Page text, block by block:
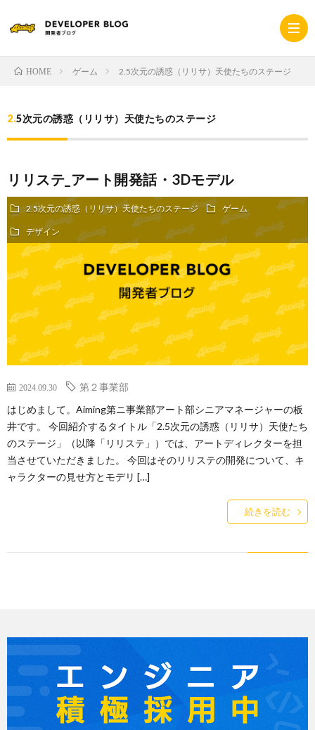
ー
採
サ
イ
ー
ポ
シ
HOME ゲーム 2.5次元の誘惑（リリサ）天使たちのステージ
2.5次元の誘惑（リリサ）天使たちのステージ
リリステ_アート開発話・3Dモデル
2.5次元の誘惑（リリサ）天使たちのステージ ゲーム
デザイン
2024.09.30 第２事業部
はじめまして。Aiming第ニ事業部アート部シニアマネージャーの板
井です。 今回紹介するタイトル「2.5次元の誘惑（リリサ）天使たち
のステージ」（以降「リリステ」）では、アートディレクターを担
当させていただきました。 今回はそのリリステの開発について、キ
ャラクターの見せ方とモデリ […]
続きを読む